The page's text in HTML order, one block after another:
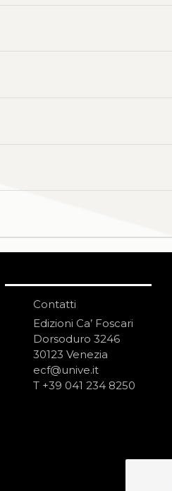
Contatti
Edizioni Ca’ Foscari
Dorsoduro 3246
30123 Venezia
ecf@unive.it
T +39 041 234 8250